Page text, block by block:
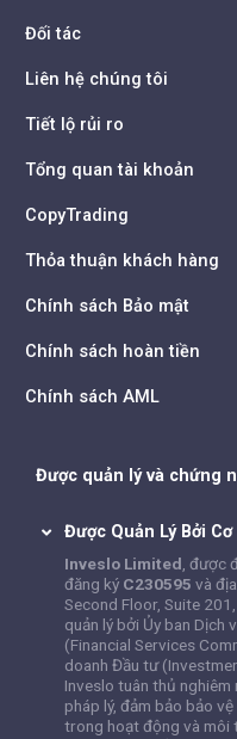
Đối tác
Liên hệ chúng tôi
Tiết lộ rủi ro
Tổng quan tài khoản
CopyTrading
Thỏa thuận khách hàng
Chính sách Bảo mật
Chính sách hoàn tiền
Chính sách AML
Được quản lý và chứng
Được Quản Lý Bởi
Inveslo Limited , được
đăng ký C230595 và
Second Floor, Suite
quản lý bởi Ủy ban Dịch
(Financial Services
doanh Đầu tư
Inveslo tuân thủ nghiêm
pháp lý, đảm bảo bảo
trong hoạt động và môi